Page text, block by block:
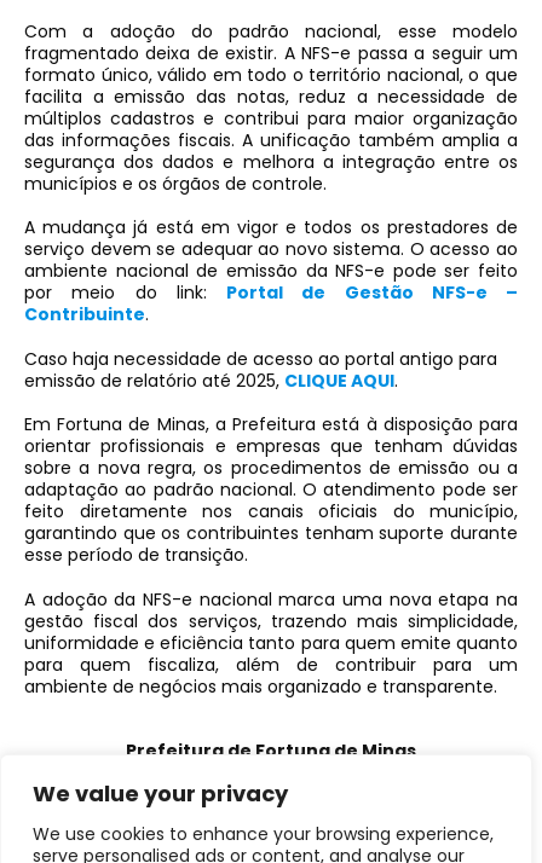
We value your privacy
We use cookies to enhance your browsing experience,
serve personalised ads or content, and analyse our
Com a adoção do padrão nacional, esse modelo
fragmentado deixa de existir. A NFS-e passa a seguir um
formato único, válido em todo o território nacional, o que
facilita a emissão das notas, reduz a necessidade de
múltiplos cadastros e contribui para maior organização
das informações fiscais. A unificação também amplia a
segurança dos dados e melhora a integração entre os
municípios e os órgãos de controle.
A mudança já está em vigor e todos os prestadores de
serviço devem se adequar ao novo sistema. O acesso ao
ambiente nacional de emissão da NFS-e pode ser feito
por meio do link: Portal de Gestão NFS-e –
Contribuinte.
Caso haja necessidade de acesso ao portal antigo para
emissão de relatório até 2025, CLIQUE AQUI.
Em Fortuna de Minas, a Prefeitura está à disposição para
orientar profissionais e empresas que tenham dúvidas
sobre a nova regra, os procedimentos de emissão ou a
adaptação ao padrão nacional. O atendimento pode ser
feito diretamente nos canais oficiais do município,
garantindo que os contribuintes tenham suporte durante
esse período de transição.
A adoção da NFS-e nacional marca uma nova etapa na
gestão fiscal dos serviços, trazendo mais simplicidade,
uniformidade e eficiência tanto para quem emite quanto
para quem fiscaliza, além de contribuir para um
ambiente de negócios mais organizado e transparente.
Prefeitura de Fortuna de Minas